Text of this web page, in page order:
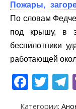
Пожары,
По словам
под крышу, в
беспилотники
работающей
F T
Категории: